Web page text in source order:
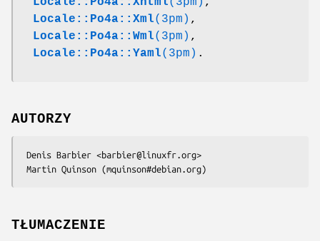
Locale::Po4a::Xml(3pm) ,
Locale::Po4a::Wml(3pm) ,
Locale::Po4a::Yaml(3pm) .
AUTORZY
TŁUMACZENIE